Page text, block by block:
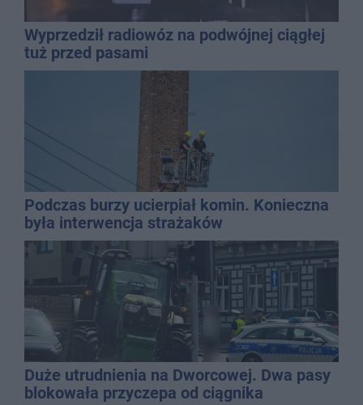
Wyprzedził radiowóz na podwójnej ciągłej
tuż przed pasami
Podczas burzy ucierpiał komin. Konieczna
była interwencja strażaków
Duże utrudnienia na Dworcowej. Dwa pasy
blokowała przyczepa od ciągnika